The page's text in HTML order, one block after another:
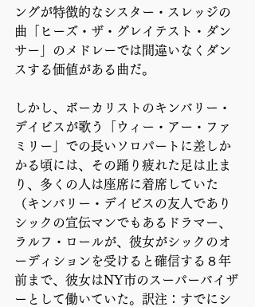
ングが特徴的なシスター・スレッジの
曲「ヒーズ・ザ・グレイテスト・ダン
サー」のメドレーでは間違いなくダン
スする価値がある曲だ。
しかし、ボーカリストのキンバリー・
デイビスが歌う「ウィー・アー・ファ
ミリー」での長いソロパートに差しか
かる頃には、その踊り疲れた足は止ま
り、多くの人は座席に着席していた
（キンバリー・デイビスの友人であり
シックの宣伝マンでもあるドラマー、
ラルフ・ロールが、彼女がシックのオ
ーディションを受けると確信する８年
前まで、彼女はNY市のスーパーバイザ
ーとして働いていた。訳注：すでにシ